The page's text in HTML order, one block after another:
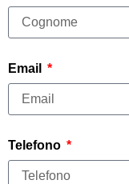
Email
Telefono